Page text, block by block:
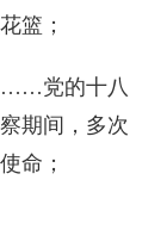
篮；
……党的十八
期间，多次
命；